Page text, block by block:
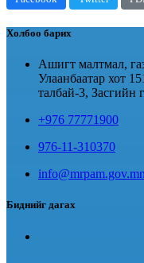
Холбоо барих
Ашигт малтмал,
Улаанбаатар хот
талбай-3, Засгийн
+976 77771900
976-11-310370
info@mrpam.gov.mn
Биднийг дагах